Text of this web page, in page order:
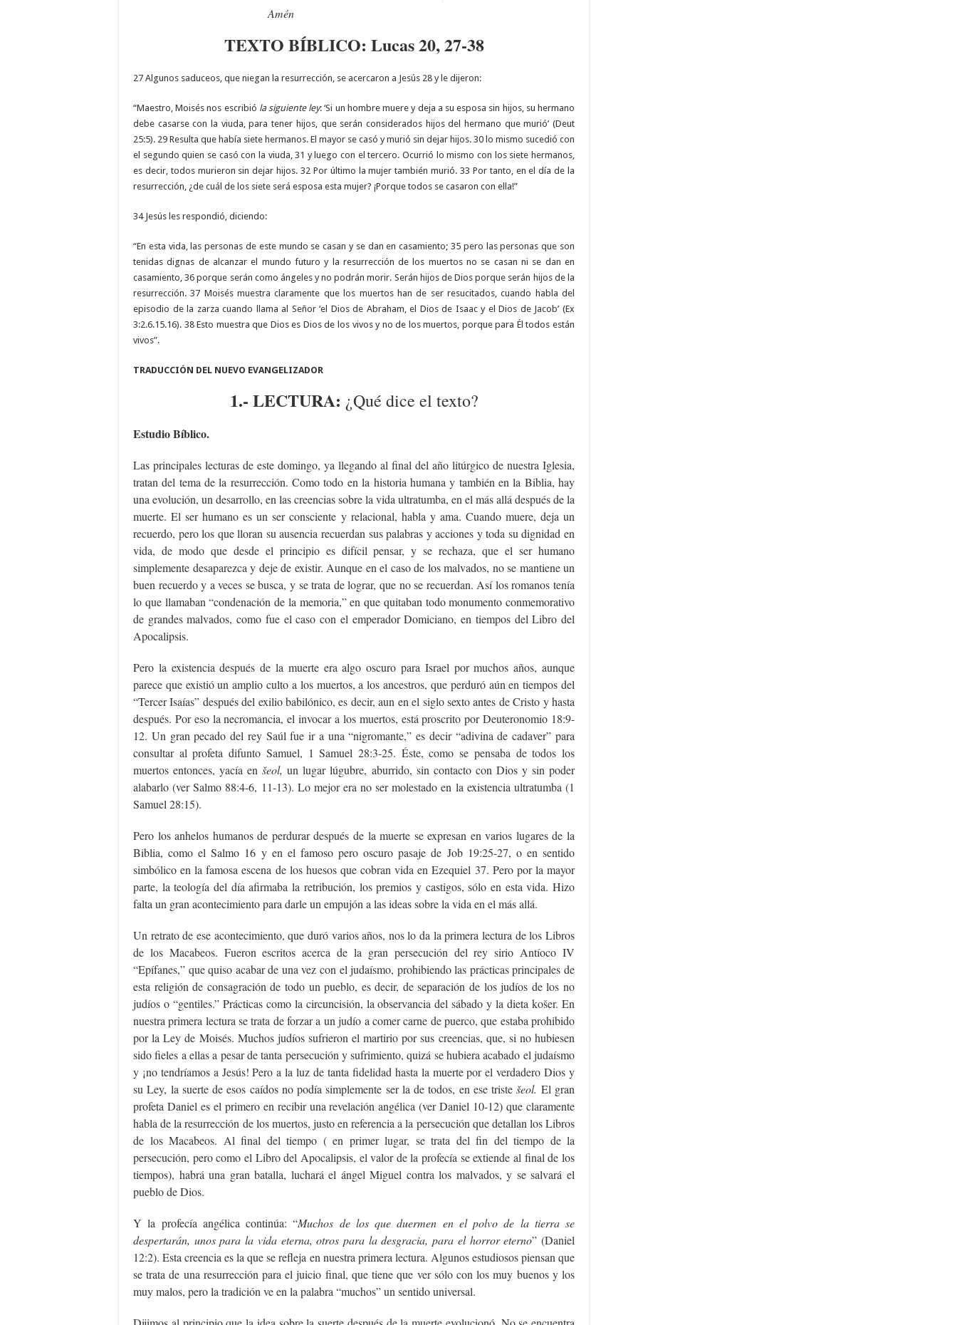
Amén
TEXTO BÍBLICO: Lucas 20, 27-38
27 Algunos saduceos, que niegan la resurrección, se acercaron a Jesús 28 y le dijeron:
“Maestro, Moisés nos escribió la siguiente ley: ‘Si un hombre muere y deja a su esposa sin hijos, su hermano
debe casarse con la viuda, para tener hijos, que serán considerados hijos del hermano que murió’ (Deut
25:5). 29 Resulta que había siete hermanos. El mayor se casó y murió sin dejar hijos. 30 lo mismo sucedió con
el segundo quien se casó con la viuda, 31 y luego con el tercero. Ocurrió lo mismo con los siete hermanos,
es decir, todos murieron sin dejar hijos. 32 Por último la mujer también murió. 33 Por tanto, en el día de la
resurrección, ¿de cuál de los siete será esposa esta mujer? ¡Porque todos se casaron con ella!”
34 Jesús les respondió, diciendo:
“En esta vida, las personas de este mundo se casan y se dan en casamiento; 35 pero las personas que son
tenidas dignas de alcanzar el mundo futuro y la resurrección de los muertos no se casan ni se dan en
casamiento, 36 porque serán como ángeles y no podrán morir. Serán hijos de Dios porque serán hijos de la
resurrección. 37 Moisés muestra claramente que los muertos han de ser resucitados, cuando habla del
episodio de la zarza cuando llama al Señor ‘el Dios de Abraham, el Dios de Isaac y el Dios de Jacob’ (Ex
3:2.6.15.16). 38 Esto muestra que Dios es Dios de los vivos y no de los muertos, porque para Él todos están
vivos”.
TRADUCCIÓN DEL NUEVO EVANGELIZADOR
1.- LECTURA: ¿Qué dice el texto?
Estudio Bíblico.
Las principales lecturas de este domingo, ya llegando al final del año litúrgico de nuestra Iglesia,
tratan del tema de la resurrección. Como todo en la historia humana y también en la Biblia, hay
una evolución, un desarrollo, en las creencias sobre la vida ultratumba, en el más allá después de la
muerte. El ser humano es un ser consciente y relacional, habla y ama. Cuando muere, deja un
recuerdo, pero los que lloran su ausencia recuerdan sus palabras y acciones y toda su dignidad en
vida, de modo que desde el principio es difícil pensar, y se rechaza, que el ser humano
simplemente desaparezca y deje de existir. Aunque en el caso de los malvados, no se mantiene un
buen recuerdo y a veces se busca, y se trata de lograr, que no se recuerdan. Así los romanos tenía
lo que llamaban “condenación de la memoria,” en que quitaban todo monumento conmemorativo
de grandes malvados, como fue el caso con el emperador Domiciano, en tiempos del Libro del
Apocalipsis.
Pero la existencia después de la muerte era algo oscuro para Israel por muchos años, aunque
parece que existió un amplio culto a los muertos, a los ancestros, que perduró aún en tiempos del
“Tercer Isaías” después del exilio babilónico, es decir, aun en el siglo sexto antes de Cristo y hasta
después. Por eso la necromancia, el invocar a los muertos, está proscrito por Deuteronomio 18:9-
12. Un gran pecado del rey Saúl fue ir a una “nigromante,” es decir “adivina de cadaver” para
consultar al profeta difunto Samuel, 1 Samuel 28:3-25. Éste, como se pensaba de todos los
muertos entonces, yacía enšeol,un lugar lúgubre, aburrido, sin contacto con Dios y sin poder
alabarlo (ver Salmo 88:4-6, 11-13). Lo mejor era no ser molestado en la existencia ultratumba (1
Samuel 28:15).
Pero los anhelos humanos de perdurar después de la muerte se expresan en varios lugares de la
Biblia, como el Salmo 16 y en el famoso pero oscuro pasaje de Job 19:25-27, o en sentido
simbólico en la famosa escena de los huesos que cobran vida en Ezequiel 37. Pero por la mayor
parte, la teología del día afirmaba la retribución, los premios y castigos, sólo en esta vida. Hizo
falta un gran acontecimiento para darle un empujón a las ideas sobre la vida en el más allá.
Un retrato de ese acontecimiento, que duró varios años, nos lo da la primera lectura de los Libros
de los Macabeos. Fueron escritos acerca de la gran persecución del rey sirio Antíoco IV
“Epífanes,” que quiso acabar de una vez con el judaísmo, prohibiendo las prácticas principales de
esta religión de consagración de todo un pueblo, es decir, de separación de los judíos de los no
judíos o “gentiles.” Prácticas como la circuncisión, la observancia del sábado y la dieta košer. En
nuestra primera lectura se trata de forzar a un judío a comer carne de puerco, que estaba prohibido
por la Ley de Moisés. Muchos judíos sufrieron el martirio por sus creencias, que, si no hubiesen
sido fieles a ellas a pesar de tanta persecución y sufrimiento, quizá se hubiera acabado el judaísmo
y ¡no tendríamos a Jesús! Pero a la luz de tanta fidelidad hasta la muerte por el verdadero Dios y
su Ley, la suerte de esos caídos no podía simplemente ser la de todos, en ese tristešeol. El gran
profeta Daniel es el primero en recibir una revelación angélica (ver Daniel 10-12) que claramente
habla de la resurrección de los muertos, justo en referencia a la persecución que detallan los Libros
de los Macabeos. Al final del tiempo ( en primer lugar, se trata del fin del tiempo de la
persecución, pero como el Libro del Apocalipsis, el valor de la profecía se extiende al final de los
tiempos), habrá una gran batalla, luchará el ángel Miguel contra los malvados, y se salvará el
pueblo de Dios.
Y la profecía angélica continúa: “Muchos de los que duermen en el polvo de la tierra se
despertarán, unos para la vida eterna, otros para la desgracia, para el horror eterno” (Daniel
12:2). Esta creencia es la que se refleja en nuestra primera lectura. Algunos estudiosos piensan que
se trata de una resurrección para el juicio final, que tiene que ver sólo con los muy buenos y los
muy malos, pero la tradición ve en la palabra “muchos” un sentido universal.